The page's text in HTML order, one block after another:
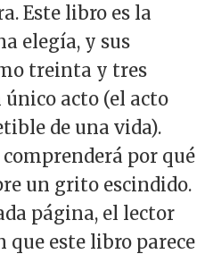
Este libro es la
elegía, y sus
treinta y tres
acto (el acto
de una vida).
por qué
un grito escindido.
página, el lector
este libro parece